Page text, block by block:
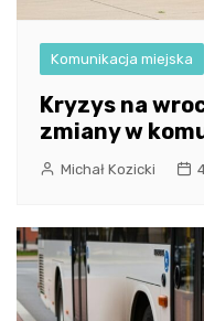
Komunikacja miejska
Kryzys na
zmiany w
Michał Kozicki